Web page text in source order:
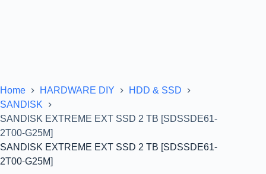
Home HARDWARE DIY
HDD & SSD
SANDISK
SANDISK EXTREME EXT SSD 2 TB [SDSSDE61-
2T00-G25M]
SANDISK EXTREME EXT SSD 2 TB [SDSSDE61-
2T00-G25M]